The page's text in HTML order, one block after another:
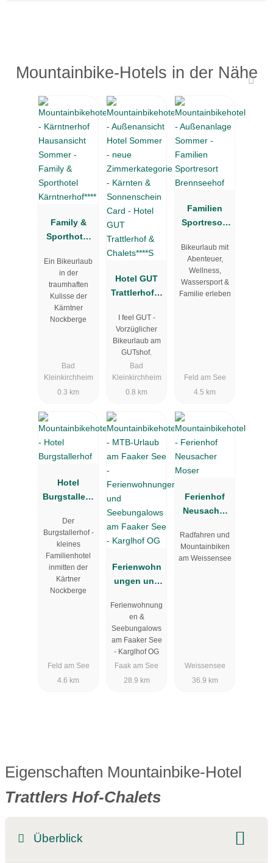
Mountainbike-Hotels in der Nähe
Family &
Sporthotel
***
Ein Bikeurlaub
in der
traumhaften
Kulisse der
Kärntner
Nockberge
Bad
Kleinkirchheim
0.3 km
Hotel GUT
Trattlerhof &
I feel GUT -
Vorzüglicher
Bikeurlaub am
GUTshof.
Bad
Kleinkirchheim
0.8 km
Familien
Sportresort
Bikeurlaub mit
Abenteuer,
Wellness,
Wassersport &
Familie erleben
Feld am See
4.5 km
Hotel
Burgstallerh
Der
Burgstallerhof -
kleines
Familienhotel
inmitten der
Kärtner
Nockberge
Feld am See
4.6 km
Ferienwohn
ungen und
ws am
Faaker See -
Karglhof OG
Ferienwohnung
en &
Seebungalows
am Faaker See
- Karglhof OG
Faak am See
28.9 km
Ferienhof
Neusacher
Radfahren und
Mountainbiken
am Weissensee
Weissensee
36.9 km
Eigenschaften Mountainbike-Hotel
Trattlers Hof-Chalets
Überblick